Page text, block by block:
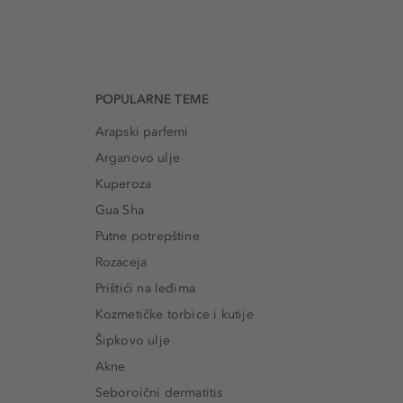
POPULARNE TEME
Arapski parfemi
Arganovo ulje
Kuperoza
Gua Sha
Putne potrepštine
Rozaceja
Prištići na leđima
Kozmetičke torbice i kutije
Šipkovo ulje
Akne
Seboroični dermatitis